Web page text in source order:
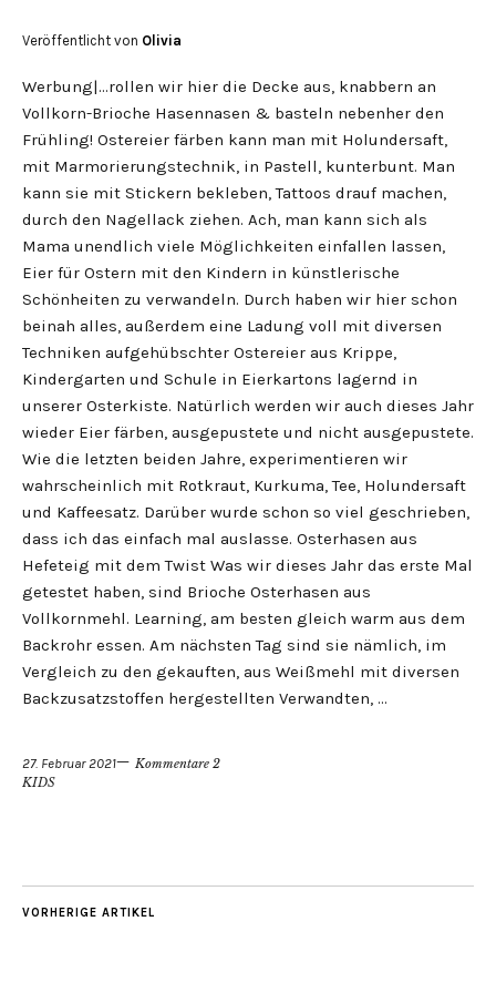
Veröffentlicht von Olivia
Werbung|…rollen wir hier die Decke aus, knabbern an
Vollkorn-Brioche Hasennasen & basteln nebenher den
Frühling! Ostereier färben kann man mit Holundersaft,
mit Marmorierungstechnik, in Pastell, kunterbunt. Man
kann sie mit Stickern bekleben, Tattoos drauf machen,
durch den Nagellack ziehen. Ach, man kann sich als
Mama unendlich viele Möglichkeiten einfallen lassen,
Eier für Ostern mit den Kindern in künstlerische
Schönheiten zu verwandeln. Durch haben wir hier schon
beinah alles, außerdem eine Ladung voll mit diversen
Techniken aufgehübschter Ostereier aus Krippe,
Kindergarten und Schule in Eierkartons lagernd in
unserer Osterkiste. Natürlich werden wir auch dieses Jahr
wieder Eier färben, ausgepustete und nicht ausgepustete.
Wie die letzten beiden Jahre, experimentieren wir
wahrscheinlich mit Rotkraut, Kurkuma, Tee, Holundersaft
und Kaffeesatz. Darüber wurde schon so viel geschrieben,
dass ich das einfach mal auslasse. Osterhasen aus
Hefeteig mit dem Twist Was wir dieses Jahr das erste Mal
getestet haben, sind Brioche Osterhasen aus
Vollkornmehl. Learning, am besten gleich warm aus dem
Backrohr essen. Am nächsten Tag sind sie nämlich, im
Vergleich zu den gekauften, aus Weißmehl mit diversen
Backzusatzstoffen hergestellten Verwandten, …
27. Februar 2021
Kommentare 2
KIDS
VORHERIGE ARTIKEL